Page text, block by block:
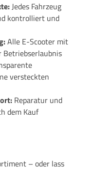
Jedes Fahrzeug
kontrolliert und
Alle E-Scooter mit
Betriebserlaubnis
versteckten
Reparatur und
dem Kauf
– oder lass